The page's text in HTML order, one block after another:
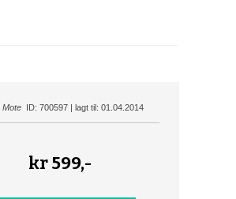
Mote ID: 700597 | lagt til: 01.04.2014
kr599,-